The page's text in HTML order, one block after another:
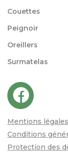
Couettes
Peignoir
Oreillers
Surmatelas
Mentions légales
Conditions
Protection des